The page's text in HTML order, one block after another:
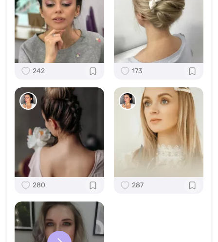
242 173
280 287